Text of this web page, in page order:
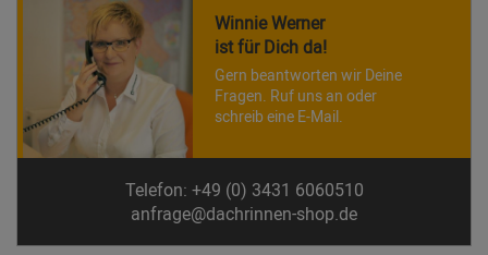
Winnie Werner
ist für Dich da!
Gern beantworten wir Deine
Fragen. Ruf uns an oder
schreib eine E-Mail.
Telefon: +49 (0) 3431 6060510
anfrage@dachrinnen-shop.de